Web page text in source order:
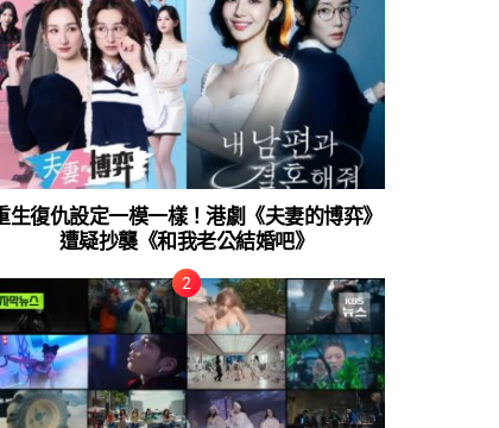
生復仇設定一模一樣！港劇《夫妻的博弈》
遭疑抄襲《和我老公結婚吧》